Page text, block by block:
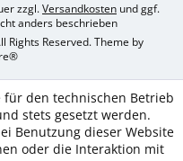
zzgl.Versandkosten und ggf.
anders beschrieben
Reserved. Theme by
für den technischen Betrieb
stets gesetzt werden.
Benutzung dieser Website
oder die Interaktion mit